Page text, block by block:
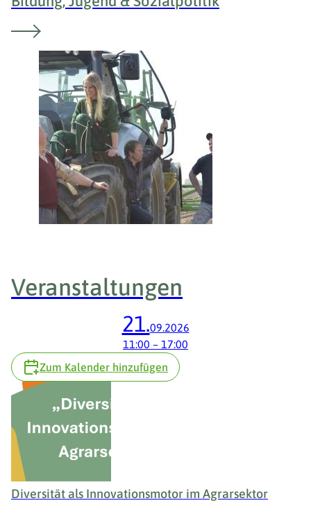
Veranstaltungen
21.09.2026
11:00 – 17:00
Zum Kalender hinzufügen
Diversität als Innovationsmotor im Agrarsektor